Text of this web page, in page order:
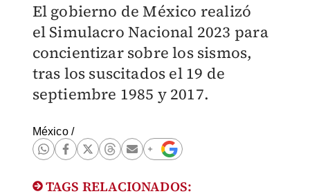
El gobierno de México realizó
el Simulacro Nacional 2023 para
concientizar sobre los sismos,
tras los suscitados el 19 de
septiembre 1985 y 2017.
México/
TAGS RELACIONADOS: